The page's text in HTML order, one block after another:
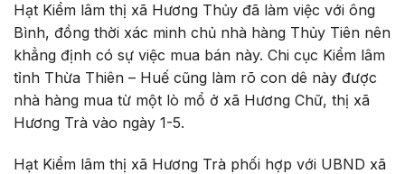
Hạt Kiểm lâm thị xã Hương Thủy đã làm việc với ông
Bình, đồng thời xác minh chủ nhà hàng Thủy Tiên nên
khẳng định có sự việc mua bán này. Chi cục Kiểm lâm
tỉnh Thừa Thiên – Huế cũng làm rõ con dê này được
nhà hàng mua từ một lò mổ ở xã Hương Chữ, thị xã
Hương Trà vào ngày 1-5.
Hạt Kiểm lâm thị xã Hương Trà phối hợp với UBND xã